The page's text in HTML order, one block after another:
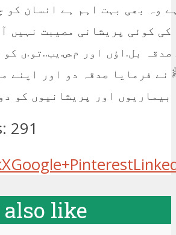
وہ بھی بہت اہم ہے انسان کو
کوئی پریشانی مصیبت نہیں
بل.اؤں اور م.ص.یب..تو.ں
فرمایا صدقہ دو اور اپنے
اور پریشانیوں کو
291
XGoogle+Pinterest
like